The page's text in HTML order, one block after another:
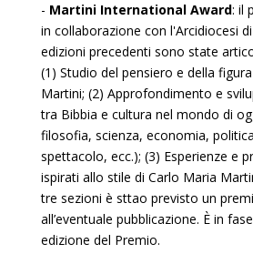
- Martini International Award: il
in collaborazione con l'Arcidiocesi
edizioni precedenti sono state
(1) Studio del pensiero e della
Martini; (2) Approfondimento e
tra Bibbia e cultura nel mondo di
filosofia, scienza, economia,
spettacolo, ecc.); (3) Esperienze e
ispirati allo stile di Carlo Maria
tre sezioni è sttao previsto un
all’eventuale pubblicazione. È in
edizione del Premio.